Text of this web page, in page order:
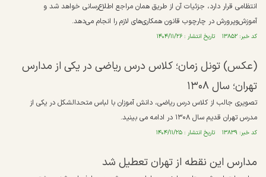
انتظامی قرار دارد، جزئیات آن از طریق همان مراجع اطلاع‌رسانی خواهد شد و
آموزش‌وپرورش در چارچوب قانون همکاری‌های لازم را انجام می‌دهد.
کد خبر: ۱۳۸۵۲ تاریخ انتشار : ۱۴۰۴/۱۱/۲۶
(عکس) تونل زمان؛ کلاس درس ریاضی در یکی از مدارس
تهران؛ سال ۱۳۰۸
تصویری جالب از کلاس درس ریاضی، دانش آموزان با لباس متحدالشکل در یکی از
مدرس تهران قدیم سال ۱۳۰۸ در ادامه می بینید.
کد خبر: ۱۳۸۳۹ تاریخ انتشار : ۱۴۰۴/۱۱/۲۵
مدارس این نقطه از تهران تعطیل شد